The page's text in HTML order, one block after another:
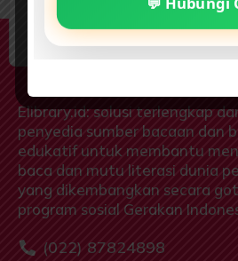
elibrary.id: Gerakan
Literasi
Elibrary.id: solusi terlengkap
penyedia sumber bacaan dan
edukatif untuk membantu
baca dan mutu literasi dunia
yang dikembangkan secara
program sosial Gerakan
(022) 87824898